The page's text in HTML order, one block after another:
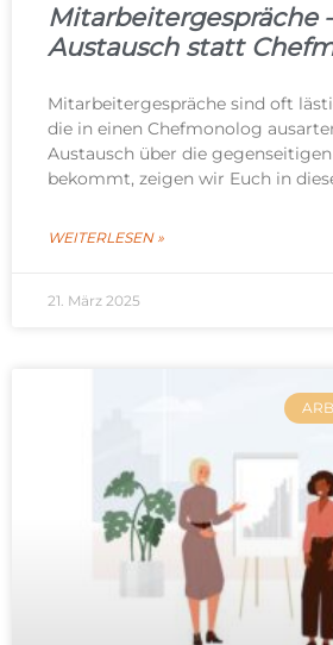
Mitarbeitergespräche
Austausch statt
Mitarbeitergespräche sind oft
die in einen Chefmonolog
Austausch über die
bekommt, zeigen wir Euch in
WEITERLESEN »
21. März 2025